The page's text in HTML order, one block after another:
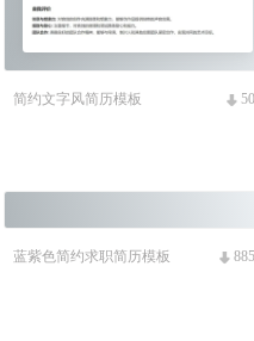
简约文字风简历模板